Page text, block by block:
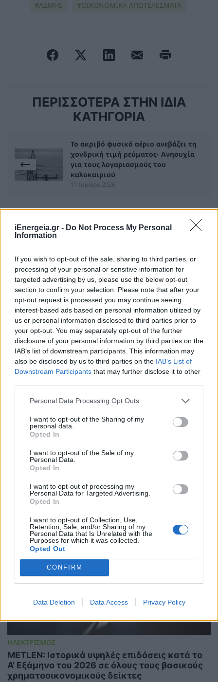
iEnergeia.gr - Do Not Process My Personal
Information
If you wish to opt-out of the sale, sharing to third parties, or
processing of your personal or sensitive information for
targeted advertising by us, please use the below opt-out
section to confirm your selection. Please note that after your
opt-out request is processed you may continue seeing
interest-based ads based on personal information utilized by
us or personal information disclosed to third parties prior to
your opt-out. You may separately opt-out of the further
disclosure of your personal information by third parties on the
IAB’s list of downstream participants. This information may
also be disclosed by us to third parties on the IAB’s List of
Downstream Participants that may further disclose it to other
Personal Data Processing Opt Outs
I want to opt-out of the Sharing of my
personal data.
Opted In
I want to opt-out of the Sale of my
Personal Data.
Opted In
I want to opt-out of processing my
Personal Data for Targeted Advertising.
Opted In
I want to opt-out of Collection, Use,
Retention, Sale, and/or Sharing of my
Personal Data that Is Unrelated with the
Purposes for which it was collected.
Opted Out
CONFIRM
Data Deletion Data Access Privacy Policy
ΑΔΜΗΕ ΟΙΚΟΝΟΜΙΚΑ ΑΠΟΤΕΛΕΣΜΑΤΑ
ΠΕΡΙΣΣΟΤΕΡΑ ΣΤΗΝ ΙΔΙΑ
ΚΑΤΗΓΟΡΙΑ
Το ακριβό φυσικό αέριο ανεβάζει τη
χονδρική τιμή ρεύματος- Ανησυχία
για τους λογαριασμούς του
καλοκαιριού
11 Ιουνίου 2026
βουλγαρική «Natsionalna
Elektricheska Kompania EAD»
ΣΧΕΤΙΚΑ ΑΡΘΡΑ
ΧΡΗΣΤΙΚΑ
Μοτορ Όϊλ: Στις 25 Αυγούστου η ανακοίνωση
των Οικονομικών Αποτελεσμάτων 1ου
Εξαμήνου 2026
07/08/2026 - 15:40
ΗΛΕΚΤΡΙΣΜΟΣ
METLEN: Ιστορικά υψηλές επιδόσεις κατά το
Α’ Εξάμηνο του 2026 σε όλους τους βασικούς
χρηματοοικονομικούς δείκτες